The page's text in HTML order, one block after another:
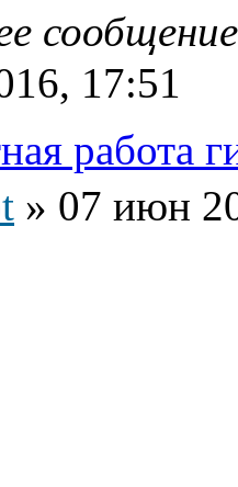
17:51
работа
» 07 июн